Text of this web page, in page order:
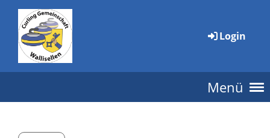
Login
Menü